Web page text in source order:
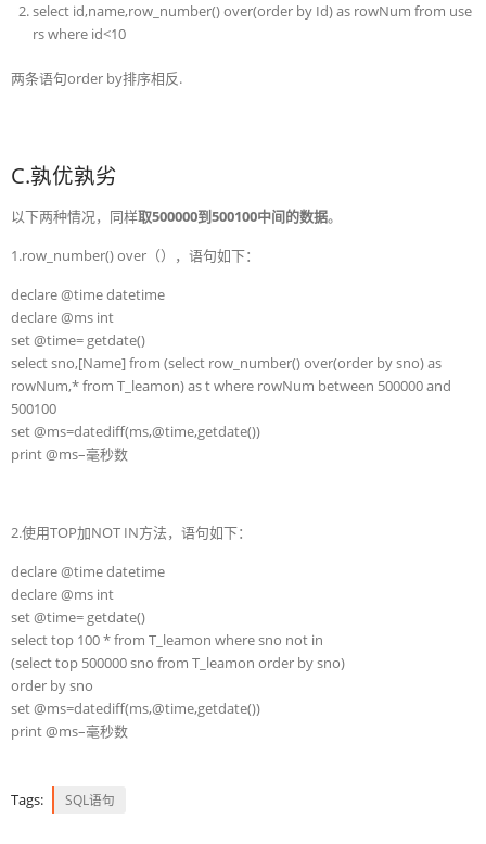
select id,name,row_number() over(order by Id)as rowNum from use
rswhere id<10
两条语句order by排序相反.
C.孰优孰劣
以下两种情况，同样取500000到500100中间的数据。
1.row_number() over（），语句如下：
declare @time datetime
declare @ms int
set @time= getdate()
select sno,[Name] from (select row_number() over(order by sno) as
rowNum,* from T_leamon) as t where rowNum between 500000 and
500100
set @ms=datediff(ms,@time,getdate())
print @ms–毫秒数
2.使用TOP加NOT IN方法，语句如下：
declare @time datetime
declare @ms int
set @time= getdate()
select top 100 * from T_leamon where sno not in
(select top 500000 sno from T_leamon order by sno)
order by sno
set @ms=datediff(ms,@time,getdate())
print @ms–毫秒数
Tags: SQL语句